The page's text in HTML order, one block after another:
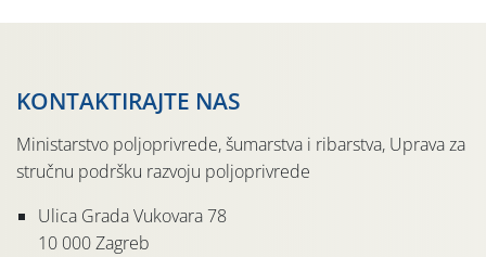
KONTAKTIRAJTE NAS
Ministarstvo poljoprivrede, šumarstva i ribarstva, Uprava za
stručnu podršku razvoju poljoprivrede
Ulica Grada Vukovara 78
10 000 Zagreb